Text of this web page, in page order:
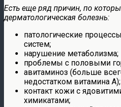
Есть еще ряд причин, по
дерматологическая болезнь:
патологические
систем;
нарушение метаболизма;
проблемы с половыми
авитаминоз (больше
недостатком витамина А);
контакт кожи с
химикатами;